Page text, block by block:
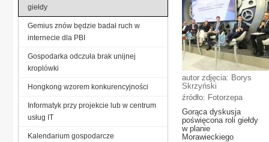
autor zdjęcia: Borys
Skrzyński
źródło: Fotorzepa
Gorąca dyskusja
poświęcona roli giełdy
w planie
Morawieckiego
giełdy
Gemius znów będzie badał ruch w
internecie dla PBI
Gospodarka odczuła brak unijnej
kroplówki
Hongkong wzorem konkurencyjności
Informatyk przy projekcie lub w centrum
usług IT
Kalendarium gospodarcze